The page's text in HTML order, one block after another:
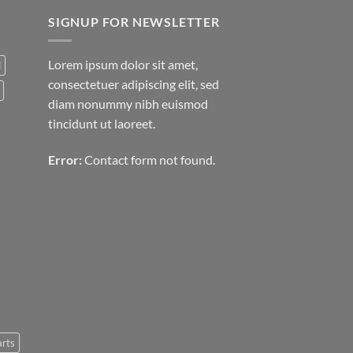
SIGNUP FOR NEWSLETTER
Lorem ipsum dolor sit amet,
consectetuer adipiscing elit, sed
diam nonummy nibh euismod
tincidunt ut laoreet.
Error: Contact form not found.